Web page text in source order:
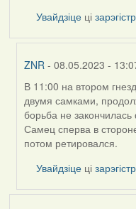
Увайдзіце ці
ZNR - 08.05.2023 -
In
reply
to
by
Harrier
В 11:00 на втором
двумя самками,
борьба не
Самец сперва в
потом ретировался.
Увайдзіце ці